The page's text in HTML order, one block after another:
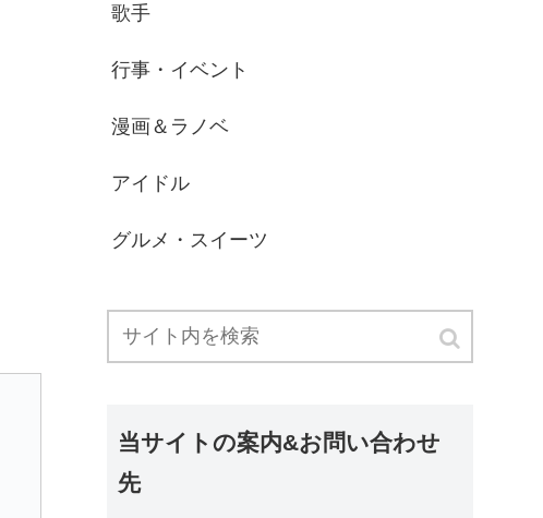
歌手
行事・イベント
漫画＆ラノベ
アイドル
グルメ・スイーツ
当サイトの案内&お問い合わせ
先